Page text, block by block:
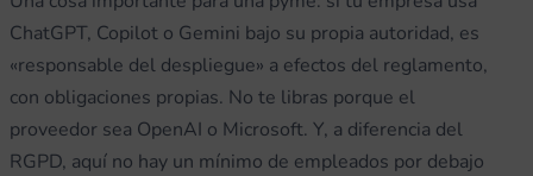
ChatGPT, Copilot o Gemini bajo su propia autoridad, es
«responsable del despliegue» a efectos del reglamento,
con obligaciones propias. No te libras porque el
proveedor sea OpenAI o Microsoft. Y, a diferencia del
RGPD, aquí no hay un mínimo de empleados por debajo